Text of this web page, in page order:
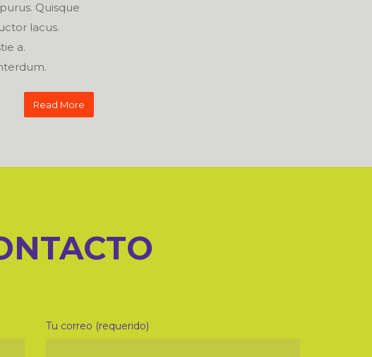
Quisque
lacus.
a.
Read More
Tu correo (requerido)